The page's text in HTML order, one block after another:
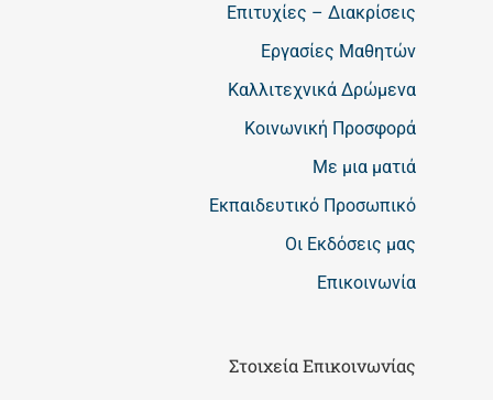
Επιτυχίες – Διακρίσεις
Εργασίες Μαθητών
Καλλιτεχνικά Δρώμενα
Κοινωνική Προσφορά
Με μια ματιά
Εκπαιδευτικό Προσωπικό
Οι Εκδόσεις μας
Επικοινωνία
Στοιχεία Επικοινωνίας